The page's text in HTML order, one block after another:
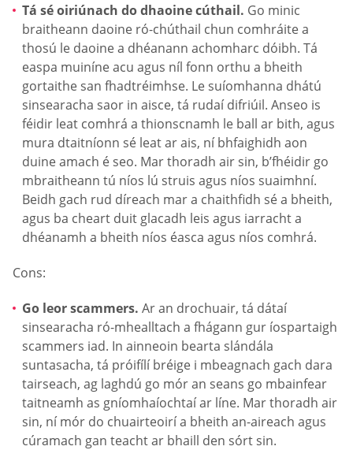
Tá sé oiriúnach do dhaoine cúthail. Go minic
braitheann daoine ró-chúthail chun comhráite a
thosú le daoine a dhéanann achomharc dóibh. Tá
easpa muiníne acu agus níl fonn orthu a bheith
gortaithe san fhadtréimhse. Le suíomhanna dhátú
sinsearacha saor in aisce, tá rudaí difriúil. Anseo is
féidir leat comhrá a thionscnamh le ball ar bith, agus
mura dtaitníonn sé leat ar ais, ní bhfaighidh aon
duine amach é seo. Mar thoradh air sin, b’fhéidir go
mbraitheann tú níos lú struis agus níos suaimhní.
Beidh gach rud díreach mar a chaithfidh sé a bheith,
agus ba cheart duit glacadh leis agus iarracht a
dhéanamh a bheith níos éasca agus níos comhrá.
Cons:
Go leor scammers. Ar an drochuair, tá dátaí
sinsearacha ró-mhealltach a fhágann gur íospartaigh
scammers iad. In ainneoin bearta slándála
suntasacha, tá próifílí bréige i mbeagnach gach dara
tairseach, ag laghdú go mór an seans go mbainfear
taitneamh as gníomhaíochtaí ar líne. Mar thoradh air
sin, ní mór do chuairteoirí a bheith an-aireach agus
cúramach gan teacht ar bhaill den sórt sin.